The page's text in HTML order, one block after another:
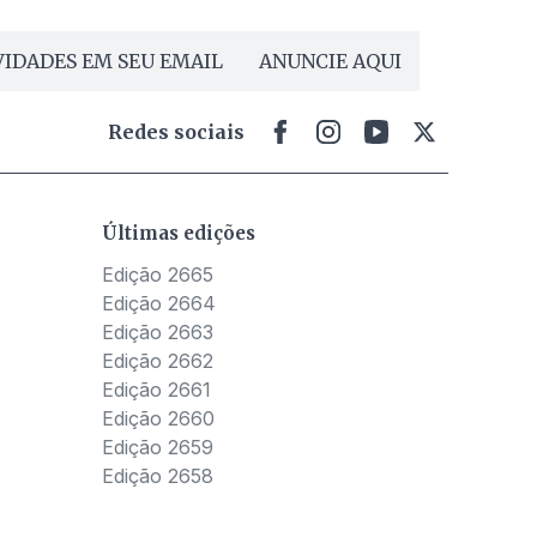
EM SEU EMAIL ANUNCIE AQUI
Redes sociais
Últimas edições
Edição 2665
Edição 2664
Edição 2663
Edição 2662
Edição 2661
Edição 2660
Edição 2659
Edição 2658